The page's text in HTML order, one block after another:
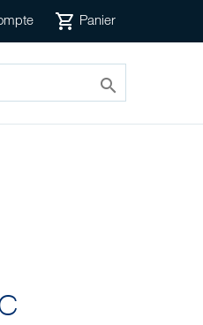
 Panier
